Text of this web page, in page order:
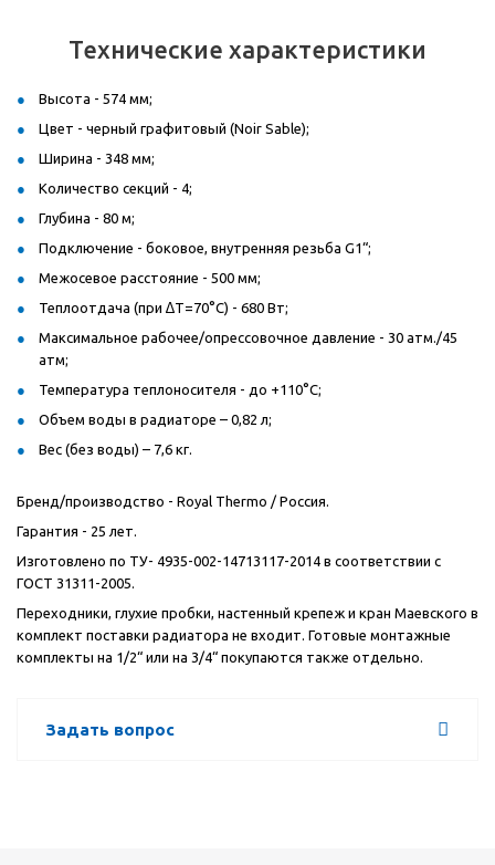
Технические характеристики
Высота - 574 мм;
Цвет - черный графитовый (Noir Sable);
Ширина - 348 мм;
Количество секций - 4;
Глубина - 80 м;
Подключение - боковое, внутренняя резьба G1“;
Межосевое расстояние - 500 мм;
Теплоотдача (при ∆T=70°C) - 680 Вт;
Максимальное рабочее/опрессовочное давление - 30 атм./45
атм;
Температура теплоносителя - до +110°C;
Объем воды в радиаторе – 0,82 л;
Вес (без воды) – 7,6 кг.
Бренд/производство - Royal Thermo / Россия.
Гарантия - 25 лет.
Изготовлено по ТУ- 4935-002-14713117-2014 в соответствии с
ГОСТ 31311-2005.
Переходники, глухие пробки, настенный крепеж и кран Маевского в
комплект поставки радиатора не входит. Готовые монтажные
комплекты на 1/2“ или на 3/4“ покупаются также отдельно.
Задать вопрос